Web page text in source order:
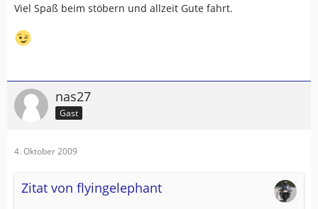
Viel Spaß beim stöbern und allzeit Gute fahrt.
nas27
Gast
4. Oktober 2009
Zitat von flyingelephant